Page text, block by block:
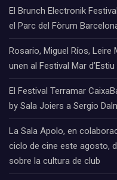
El Brunch Electronik
el Parc del Fòrum
Rosario, Miguel Ríos,
unen al Festival Mar
El Festival Terramar
by Sala Joiers a Sergio
La Sala Apolo, en
ciclo de cine este agosto,
sobre la cultura de club